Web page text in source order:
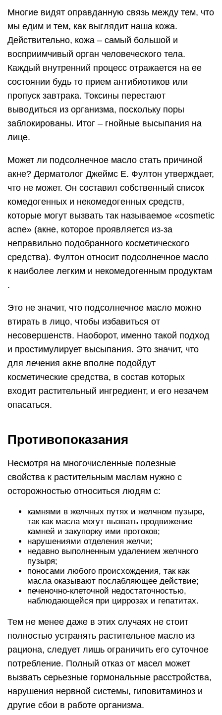
Многие видят оправданную связь между тем, что
мы едим и тем, как выглядит наша кожа.
Действительно, кожа – самый большой и
восприимчивый орган человеческого тела.
Каждый внутренний процесс отражается на ее
состоянии будь то прием антибиотиков или
пропуск завтрака. Токсины перестают
выводиться из организма, поскольку поры
заблокированы. Итог – гнойные высыпания на
лице.
Может ли подсолнечное масло стать причиной
акне? Дерматолог Джеймс Е. Фултон утверждает,
что не может. Он составил собственный список
комедогенных и некомедогенных средств,
которые могут вызвать так называемое «cosmetic
acne» (акне, которое проявляется из-за
неправильно подобранного косметического
средства). Фултон относит подсолнечное масло
к наиболее легким и некомедогенным продуктам
.
Это не значит, что подсолнечное масло можно
втирать в лицо, чтобы избавиться от
несовершенств. Наоборот, именно такой подход
и простимулирует высыпания. Это значит, что
для лечения акне вполне подойдут
косметические средства, в состав которых
входит растительный ингредиент, и его незачем
опасаться.
Противопоказания
Несмотря на многочисленные полезные
свойства к растительным маслам нужно с
осторожностью относиться людям с:
камнями в желчных путях и желчном пузыре,
так как масла могут вызвать продвижение
камней и закупорку ими протоков;
нарушениями отделения желчи;
недавно выполненным удалением желчного
пузыря;
поносами любого происхождения, так как
масла оказывают послабляющее действие;
печеночно-клеточной недостаточностью,
наблюдающейся при циррозах и гепатитах.
Тем не менее даже в этих случаях не стоит
полностью устранять растительное масло из
рациона, следует лишь ограничить его суточное
потребление. Полный отказ от масел может
вызвать серьезные гормональные расстройства,
нарушения нервной системы, гиповитаминоз и
другие сбои в работе организма.